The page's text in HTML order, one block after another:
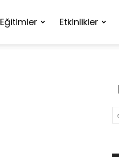
Eğitimler Etkinlikler